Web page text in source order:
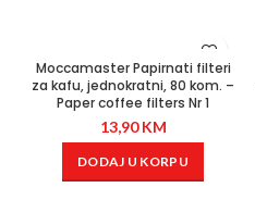
Moccamaster Papirnati filteri
za kafu, jednokratni, 80 kom. –
Paper coffee filters Nr 1
13,90KM
DODAJ U KORPU